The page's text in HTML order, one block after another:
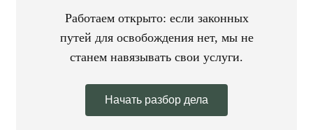
Работаем открыто: если законных
путей для освобождения нет, мы не
станем навязывать свои услуги.
Начать разбор дела